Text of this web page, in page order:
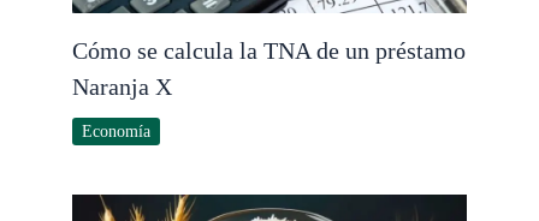
Cómo se calcula la TNA de un préstamo
Naranja X
Economía